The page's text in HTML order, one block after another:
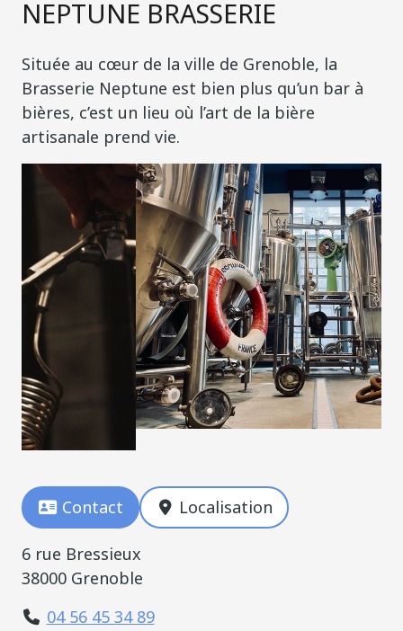
NEPTUNE BRASSERIE
Située au cœur de la ville de Grenoble, la
Brasserie Neptune est bien plus qu’un bar à
bières, c’est un lieu où l’art de la bière
artisanale prend vie.
Contact Localisation
6 rue Bressieux
38000 Grenoble
contact@brasserieneptune.fr